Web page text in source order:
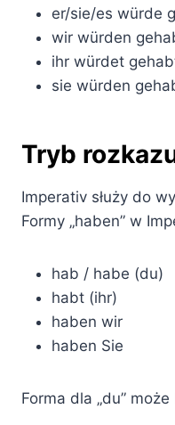
er/sie/es würde
wir würden
ihr würdet
sie würden
Tryb
Imperativ służy do
Formy „haben” w
hab / habe (du)
habt (ihr)
haben wir
haben Sie
Forma dla „du” może